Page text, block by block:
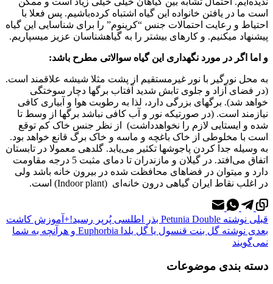
است ما در یافتن خانواده این گیاه اشتباه کرده‌باشیم. پس فعلا با
احتیاط و رعایت احتمالات جنس “کرینوم” را برای شناسایی این گیاه
پیشنهاد میکنیم. و کارهای بیشتر را به گیاهشناسان عزیز میسپاریم.
و اما اگر در مورد نگهداری این گیاه سوالاتی مطرح باشد:
به محل نورگیر با نور غیرمستقیم از پشت مثلا شیشه علاقمند است.
(در فضای آزاد و جلوی تابش شدید آفتاب برگها دچار سوختگی
خواهد شد). برگهای بزرگی دارد، لذا به رطوبت هوا و آبیاری کافی
نیازمند است. (در صورتیکه نور و آب کافی نباشد برگها از وسط تا
شده و ایستایی لازم را نخواهدداشت) از نظر جنس خاک کم توقع
است با مخلوطی از خاک باغچه و ماسه و خاک برگ قانع خواهد بود.
به وسیله جدا کردن پاجوشها تکثیر می‌یابد. گلدهی معمولا در تابستان
اتفاق می‌افتد. در گیلان و مازندران تا دمای مثبت 5 درجه مقاومت
دارد و میتوان در فضاهای محافظت شده در بیرون خانه باشد ولی
در اغلب نقاط ایران گیاهی درون خانه‌ای (Indoor plant) است.
قبلی نوشته Petunia Double بذر اطلسی پُرپر رسید!+آموزش کاشت
بعدی نوشته
گل بنت قنسول یا گل یلدا Euphorbia و هرآنچه به شما
نمی‌گویند
دسته بندی موضوعات